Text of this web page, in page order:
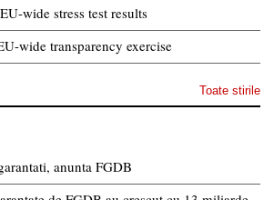
wide stress test results
wide transparency exercise
Toate stirile
anunta FGDB